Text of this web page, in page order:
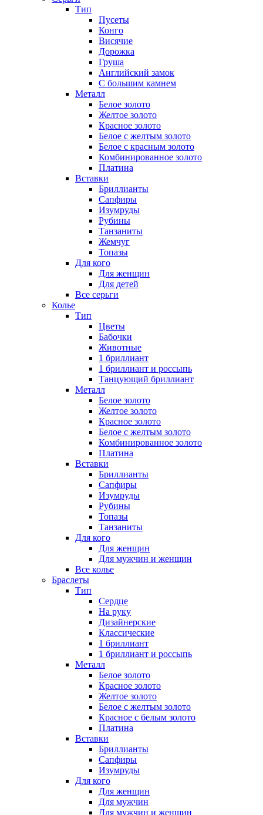
Тип
Пусеты
Конго
Висячие
Дорожка
Груша
Английский замок
С большим камнем
Металл
Белое золото
Желтое золото
Красное золото
Белое с желтым золото
Белое с красным золото
Комбинированное золото
Платина
Вставки
Бриллианты
Сапфиры
Изумруды
Рубины
Танзаниты
Жемчуг
Топазы
Для кого
Для женщин
Для детей
Все серьги
Колье
Тип
Цветы
Бабочки
Животные
1 бриллиант
1 бриллиант и россыпь
Танцующий бриллиант
Металл
Белое золото
Желтое золото
Красное золото
Белое с желтым золото
Комбинированное золото
Платина
Вставки
Бриллианты
Сапфиры
Изумруды
Рубины
Топазы
Танзаниты
Для кого
Для женщин
Для мужчин и женщин
Все колье
Браслеты
Тип
Сердце
На руку
Дизайнерские
Классические
1 бриллиант
1 бриллиант и россыпь
Металл
Белое золото
Красное золото
Желтое золото
Белое с желтым золото
Красное с белым золото
Платина
Вставки
Бриллианты
Сапфиры
Изумруды
Для кого
Для женщин
Для мужчин
Для мужчин и женщин